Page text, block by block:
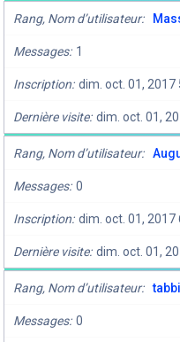
Rang, Nom d’utilisateur
Messages 1
Inscription dim. oct. 01, 2017
Dernière visite dim. oct. 01,
Rang, Nom d’utilisateur
Messages 0
Inscription dim. oct. 01, 2017
Dernière visite dim. oct. 01,
Rang, Nom d’utilisateur tabbi
Messages 0